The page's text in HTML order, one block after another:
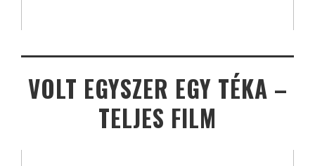
VOLT EGYSZER EGY TÉKA –
TELJES FILM